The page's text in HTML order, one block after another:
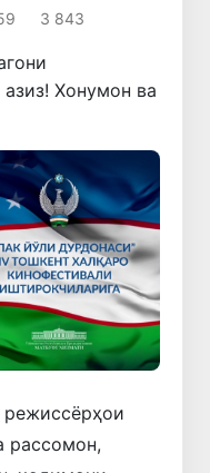
3 843
Хонумон ва
рассомон,